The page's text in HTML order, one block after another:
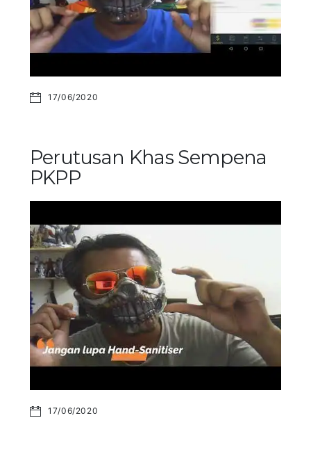
17/06/2020
Perutusan Khas Sempena
PKPP
17/06/2020